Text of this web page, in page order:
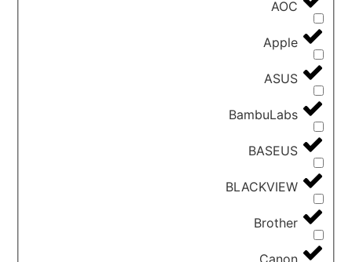
AOC
Apple
ASUS
BambuLabs
BASEUS
BLACKVIEW
Brother